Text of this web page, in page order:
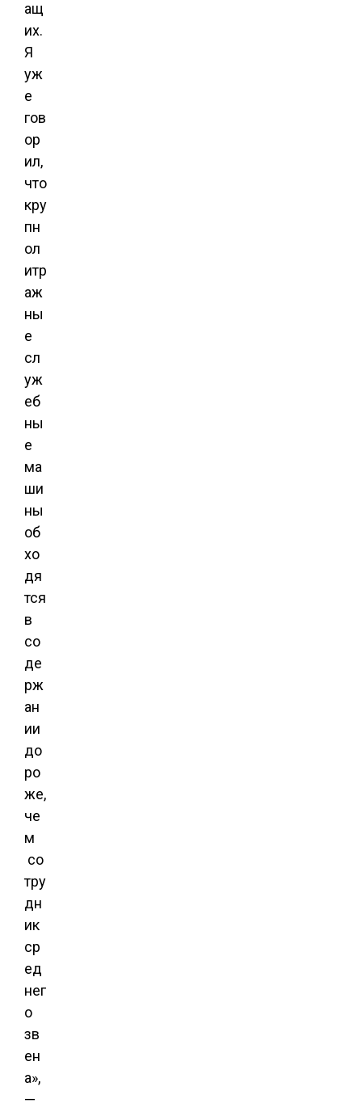
ащ
их.
Я
уж
е
гов
ор
ил,
что
кру
пн
ол
итр
аж
ны
е
сл
уж
еб
ны
е
ма
ши
ны
об
хо
дя
тся
в
со
де
рж
ан
ии
до
ро
же,
че
м
со
тру
дн
ик
ср
ед
нег
о
зв
ен
а»,
—